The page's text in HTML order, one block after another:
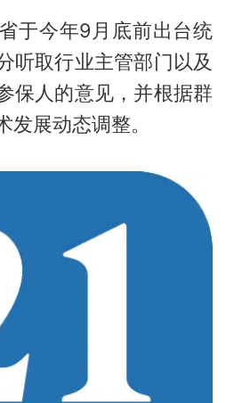
于今年9月底前出台统
听取行业主管部门以及
保人的意见，并根据群
发展动态调整。